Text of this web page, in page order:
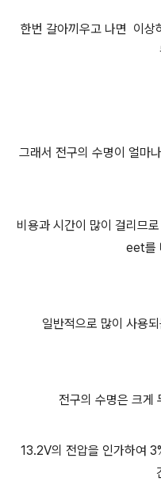
한번 갈아끼우고 나면 이상
그래서 전구의 수명이 얼마
비용과 시간이 많이 걸리므
eet를
일반적으로 많이 사용
전구의 수명은 크게
13.2V의 전압을 인가하여